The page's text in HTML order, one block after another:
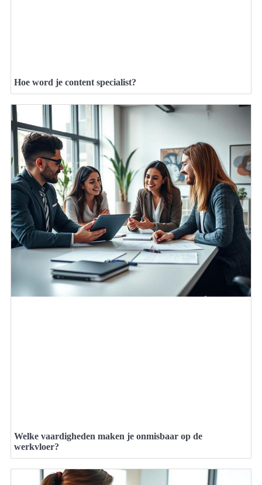
Hoe word je content specialist?
Welke vaardigheden maken je onmisbaar op de
werkvloer?